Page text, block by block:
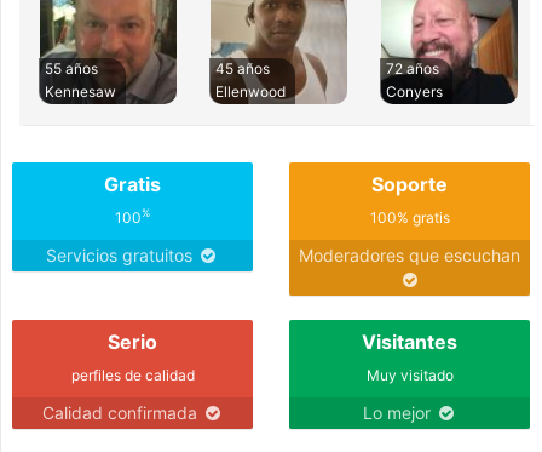
55 años
Kennesaw
45 años
Ellenwood
72 años
Conyers
Gratis
100%
Servicios gratuitos
Soporte
100% gratis
Moderadores que escuchan
Serio
perfiles de calidad
Calidad confirmada
Visitantes
Muy visitado
Lo mejor